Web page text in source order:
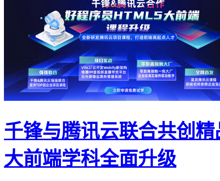
千锋与腾讯云联合共创
大前端学科全面升级